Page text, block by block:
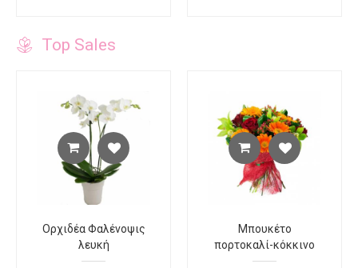
Top Sales
Ορχιδέα Φαλένοψις
λευκή
Μπουκέτο
πορτοκαλί-κόκκινο